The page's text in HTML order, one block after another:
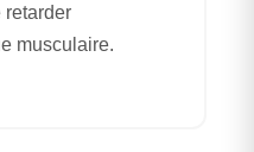
retarder
musculaire.